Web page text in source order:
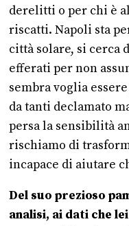
derelitti o per chi è
riscatti. Napoli sta
città solare, si cerca
efferati per non
sembra voglia
da tanti declamato
persa la sensibilità
rischiamo di
incapace di aiutare
Del suo prezioso
analisi, ai dati che